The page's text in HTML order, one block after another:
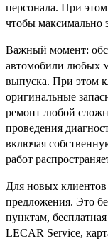
персонала. При
чтобы максимально
Важный момент:
автомобили любых
выпуска. При этом
оригинальные
ремонт любой
проведения
включая
работ
Для новых
предложения. Это
пунктам,
LECAR Service,